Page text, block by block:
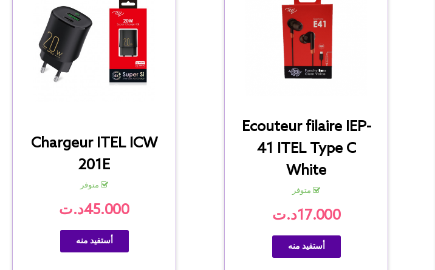
Ecouteur filaire IEP-
41 ITEL Type C
White
متوفر
17.000د.ت
أستفيد منه
Chargeur ITEL ICW
201E
متوفر
45.000د.ت
أستفيد منه